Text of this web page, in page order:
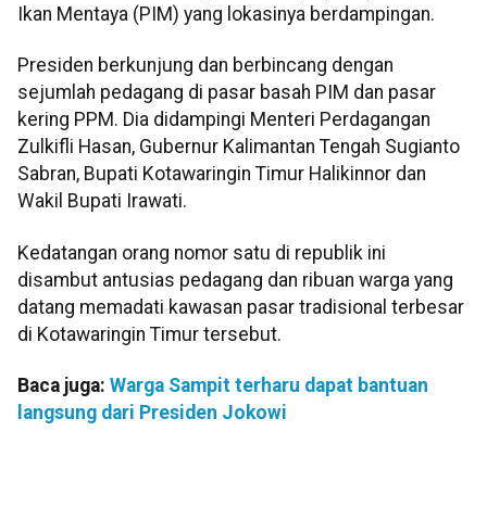
Ikan Mentaya (PIM) yang lokasinya berdampingan.
Presiden berkunjung dan berbincang dengan
sejumlah pedagang di pasar basah PIM dan pasar
kering PPM. Dia didampingi Menteri Perdagangan
Zulkifli Hasan, Gubernur Kalimantan Tengah Sugianto
Sabran, Bupati Kotawaringin Timur Halikinnor dan
Wakil Bupati Irawati.
Kedatangan orang nomor satu di republik ini
disambut antusias pedagang dan ribuan warga yang
datang memadati kawasan pasar tradisional terbesar
di Kotawaringin Timur tersebut.
Baca juga: Warga Sampit terharu dapat bantuan
langsung dari Presiden Jokowi